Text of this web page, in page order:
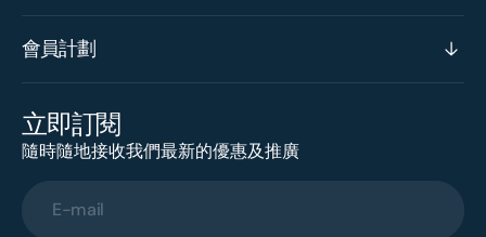
會員計劃
立即訂閱
隨時隨地接收我們最新的優惠及推廣
E-mail